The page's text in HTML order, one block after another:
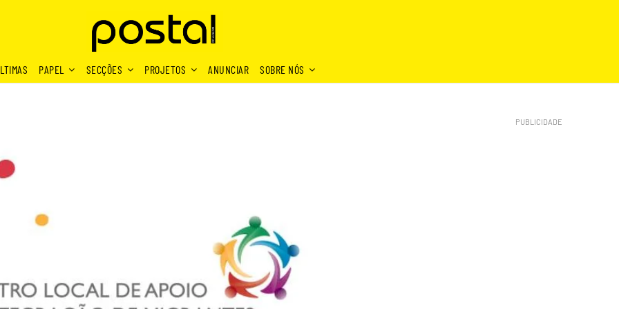
PAPEL SECÇÕES PROJETOS ANUNCIAR SOBRE NÓS